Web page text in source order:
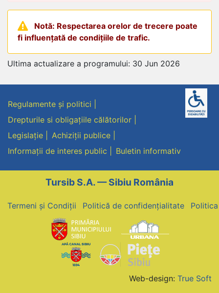
Notă: Respectarea orelor de trecere poate
fi influențată de condițiile de trafic.
Ultima actualizare a programului: 30 Jun 2026
Regulamente și politici
Drepturile si obligațiile călătorilor
Legislație
Achiziții publice
Informații de interes public
Buletin informativ
Tursib S.A. — Sibiu România
Termeni și Condiții Politică de confidențialitate
Web-design: True Soft